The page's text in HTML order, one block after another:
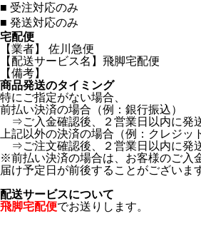
■ 受注対応のみ
■ 発送対応のみ
宅配便
【業者】 佐川急便
【配送サービス名】飛脚宅配便
【備考】
商品発送のタイミング
特にご指定がない場合、
前払い決済の場合（例：銀行振込）
⇒ご入金確認後、２営業日以内に発
上記以外の決済の場合（例：クレジッ
⇒ご注文確認後、２営業日以内に発
※前払い決済の場合は、お客様のご入
届け予定日が前後することがございま
配送サービスについて
飛脚宅配便でお送りします。